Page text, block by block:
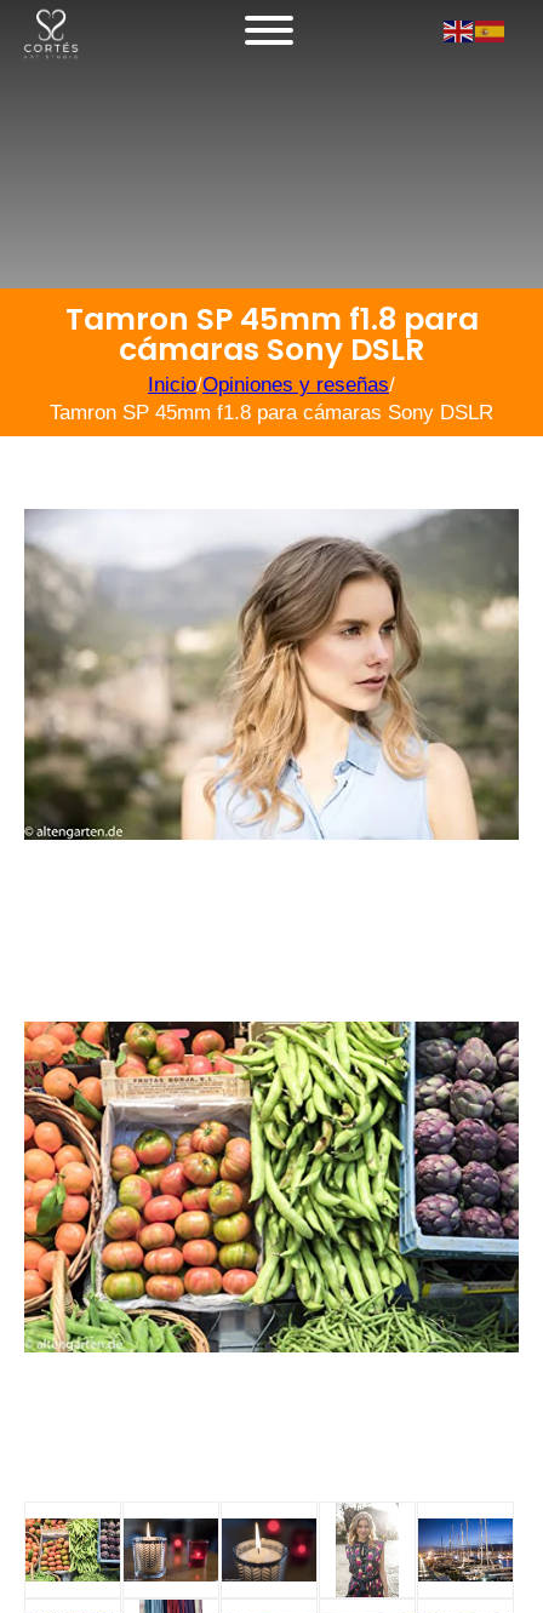
Tamron SP 45mm f1.8 para
cámaras Sony DSLR
Inicio/Opiniones y reseñas/
Tamron SP 45mm f1.8 para cámaras Sony DSLR